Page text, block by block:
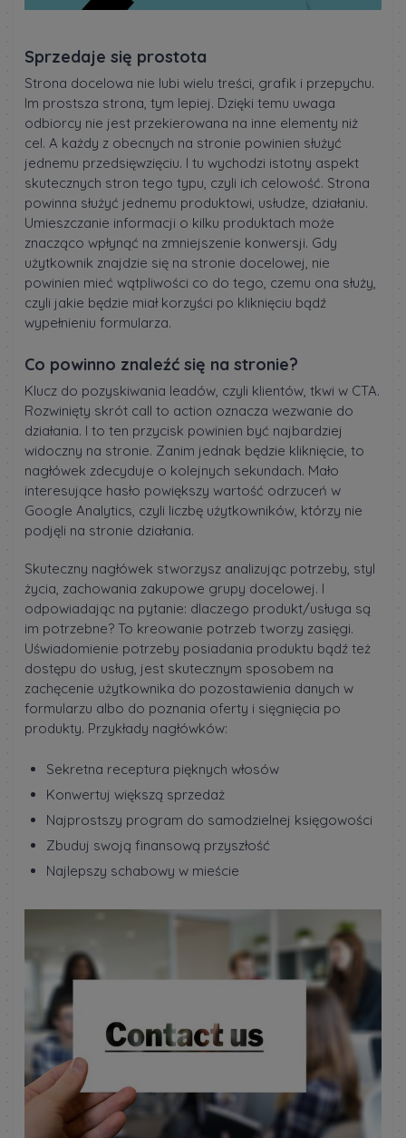
Sprzedaje się prostota
Strona docelowa nie lubi wielu treści, grafik i przepychu.
Im prostsza strona, tym lepiej. Dzięki temu uwaga
odbiorcy nie jest przekierowana na inne elementy niż
cel. A każdy z obecnych na stronie powinien służyć
jednemu przedsięwzięciu. I tu wychodzi istotny aspekt
skutecznych stron tego typu, czyli ich celowość. Strona
powinna służyć jednemu produktowi, usłudze, działaniu.
Umieszczanie informacji o kilku produktach może
znacząco wpłynąć na zmniejszenie konwersji. Gdy
użytkownik znajdzie się na stronie docelowej, nie
powinien mieć wątpliwości co do tego, czemu ona służy,
czyli jakie będzie miał korzyści po kliknięciu bądź
wypełnieniu formularza.
Co powinno znaleźć się na stronie?
Klucz do pozyskiwania leadów, czyli klientów, tkwi w CTA.
Rozwinięty skrót call to action oznacza wezwanie do
działania. I to ten przycisk powinien być najbardziej
widoczny na stronie. Zanim jednak będzie kliknięcie, to
nagłówek zdecyduje o kolejnych sekundach. Mało
interesujące hasło powiększy wartość odrzuceń w
Google Analytics, czyli liczbę użytkowników, którzy nie
podjęli na stronie działania.
Skuteczny nagłówek stworzysz analizując potrzeby, styl
życia, zachowania zakupowe grupy docelowej. I
odpowiadając na pytanie: dlaczego produkt/usługa są
im potrzebne? To kreowanie potrzeb tworzy zasięgi.
Uświadomienie potrzeby posiadania produktu bądź też
dostępu do usług, jest skutecznym sposobem na
zachęcenie użytkownika do pozostawienia danych w
formularzu albo do poznania oferty i sięgnięcia po
produkty. Przykłady nagłówków:
Sekretna receptura pięknych włosów
Konwertuj większą sprzedaż
Najprostszy program do samodzielnej księgowości
Zbuduj swoją finansową przyszłość
Najlepszy schabowy w mieście